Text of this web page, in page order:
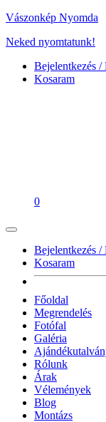
Vászonkép Nyomda
Neked nyomtatunk!
Bejelentkezés /
Kosaram
0
Bejelentkezés /
Kosaram
Főoldal
Megrendelés
Fotófal
Galéria
Rólunk
Árak
Vélemények
Blog
Montázs